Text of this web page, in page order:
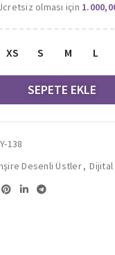
olması için
XS S M L
SEPETE EKLE
138
Desenli Üstler,